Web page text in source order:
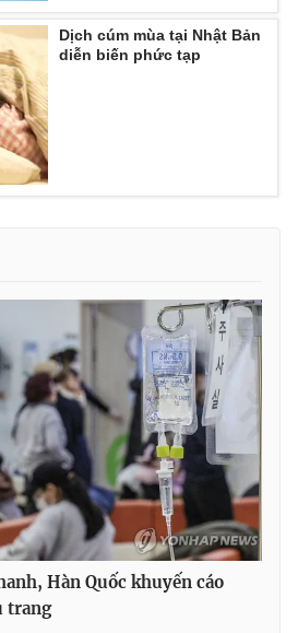
024.66 897 897
hình thức nếu không có sự chấp
nguồn VTV.vn khi phát hành lại
Dịch cúm mùa tại Nhật Bản
diễn biến phức tạp
Hàn Quốc khuyến cáo
trang